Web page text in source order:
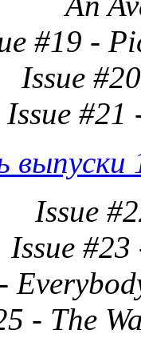
#19 -
Issue
Issue
выпуски
Issue
Issue
- The